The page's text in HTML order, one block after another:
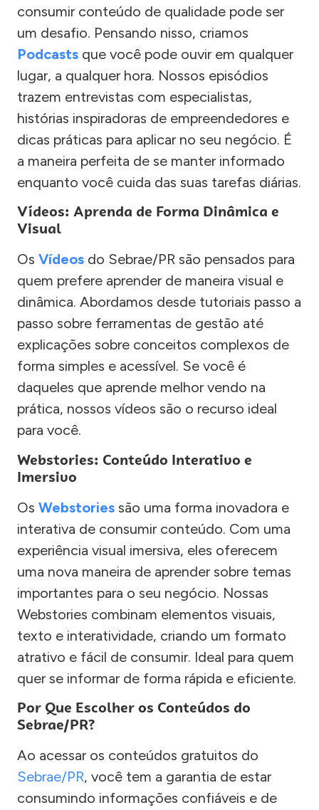
consumir conteúdo de qualidade pode ser
um desafio. Pensando nisso, criamos
Podcasts que você pode ouvir em qualquer
lugar, a qualquer hora. Nossos episódios
trazem entrevistas com especialistas,
histórias inspiradoras de empreendedores e
dicas práticas para aplicar no seu negócio. É
a maneira perfeita de se manter informado
enquanto você cuida das suas tarefas diárias.
Vídeos: Aprenda de Forma Dinâmica e
Visual
Os Vídeos do Sebrae/PR são pensados para
quem prefere aprender de maneira visual e
dinâmica. Abordamos desde tutoriais passo a
passo sobre ferramentas de gestão até
explicações sobre conceitos complexos de
forma simples e acessível. Se você é
daqueles que aprende melhor vendo na
prática, nossos vídeos são o recurso ideal
para você.
Webstories: Conteúdo Interativo e
Imersivo
Os Webstories são uma forma inovadora e
interativa de consumir conteúdo. Com uma
experiência visual imersiva, eles oferecem
uma nova maneira de aprender sobre temas
importantes para o seu negócio. Nossas
Webstories combinam elementos visuais,
texto e interatividade, criando um formato
atrativo e fácil de consumir. Ideal para quem
quer se informar de forma rápida e eficiente.
Por Que Escolher os Conteúdos do
Sebrae/PR?
Ao acessar os conteúdos gratuitos do
Sebrae/PR, você tem a garantia de estar
consumindo informações confiáveis e de